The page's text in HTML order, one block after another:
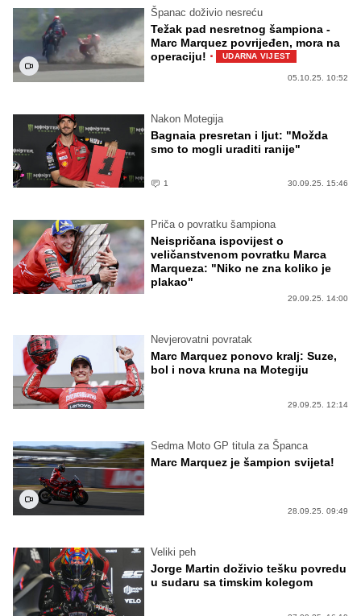
Španac doživio nesreću
Težak pad nesretnog šampiona -
Marc Marquez povrijeđen, mora na
operaciju! · UDARNA VIJEST
05.10.25. 10:52
Nakon Motegija
Bagnaia presretan i ljut: "Možda
smo to mogli uraditi ranije"
1 30.09.25. 15:46
Priča o povratku šampiona
Neispričana ispovijest o
veličanstvenom povratku Marca
Marqueza: "Niko ne zna koliko je
plakao"
29.09.25. 14:00
Nevjerovatni povratak
Marc Marquez ponovo kralj: Suze,
bol i nova kruna na Motegiju
29.09.25. 12:14
Sedma Moto GP titula za Španca
Marc Marquez je šampion svijeta!
28.09.25. 09:49
Veliki peh
Jorge Martin doživio tešku povredu
u sudaru sa timskim kolegom